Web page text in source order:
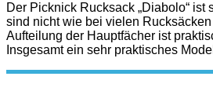
Der Picknick Rucksack „Diabolo“
sind nicht wie bei vielen
Aufteilung der Hauptfächer ist
Insgesamt ein sehr praktisches